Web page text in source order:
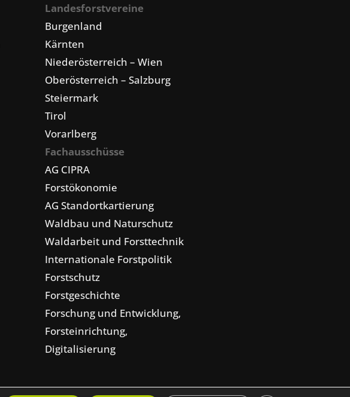
Landesforstvereine
Burgenland
Kärnten
Niederösterreich – Wien
Oberösterreich – Salzburg
Steiermark
Tirol
Vorarlberg
Fachausschüsse
AG CIPRA
Forstökonomie
AG Standortkartierung
Waldbau und Naturschutz
Waldarbeit und Forsttechnik
Internationale Forstpolitik
Forstschutz
Forstgeschichte
Forschung und Entwicklung,
Forsteinrichtung,
Digitalisierung